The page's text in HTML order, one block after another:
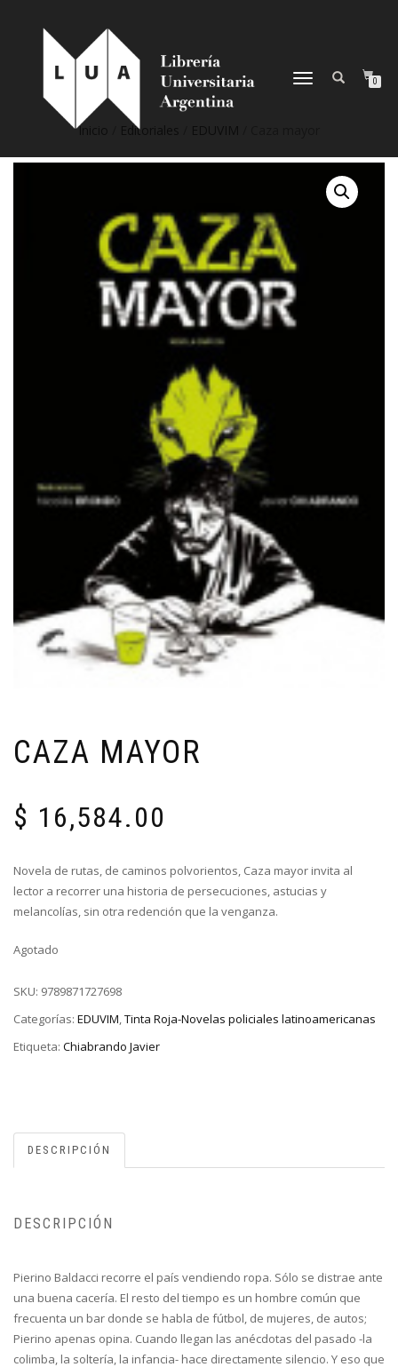
NAVEGACIÓN
0
Inicio Editoriales
CAZA MAYOR
$ 16,584.00
Novela de rutas, de caminos polvorientos, Caza mayor invita al
lector a recorrer una historia de persecuciones, astucias y
melancolías, sin otra redención que la venganza.
Agotado
SKU: 9789871727698
Categorías: EDUVIM,Tinta Roja-Novelas policiales latinoamericanas
Etiqueta: Chiabrando Javier
DESCRIPCIÓN
DESCRIPCIÓN
Pierino Baldacci recorre el país vendiendo ropa. Sólo se distrae ante
una buena cacería. El resto del tiempo es un hombre común que
frecuenta un bar donde se habla de fútbol, de mujeres, de autos;
Pierino apenas opina. Cuando llegan las anécdotas del pasado -la
colimba, la soltería, la infancia- hace directamente silencio. Y eso que